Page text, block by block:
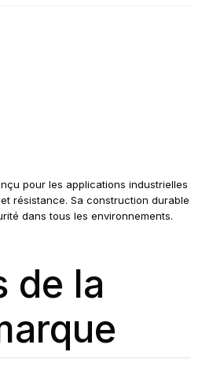
pour les applications industrielles
résistance. Sa construction durable
dans tous les environnements.
de la